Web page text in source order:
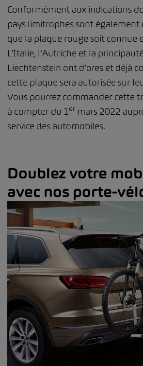
Conformément aux indications de
pays limitrophes sont également
que la plaque rouge soit connue
L’Italie, l’Autriche et la
Liechtenstein ont d’ores et déjà
cette plaque sera autorisée sur
Vous pourrez commander cette
à compter du 1er mars 2022
service des automobiles.
Doublez votre
avec nos porte-